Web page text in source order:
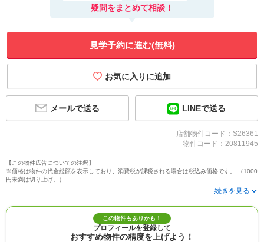
疑問をまとめて相談！
見学予約に進む(無料)
メールで送る LINEで送る
店舗物件コード：S26361
物件コード：20811945
【この物件広告についての注釈】
※価格は物件の代金総額を表示しており、消費税が課税される場合は税込み価格です。 （1000
円未満は切り上げ。）
※写真に写っている、またはパース（絵）や間取り図に描かれている家具や車などは、特にコ
※建築条件付き土地価格には、建物価格は含まれません。
※物件情報は、原則として情報提供日の２日前に最終確認した情報です。
※完成予想図はいずれも外構、植栽、外観等実際のものとは多少異なることがあります。
※モデルルーム・モデルハウス・展示場・ショールームの画像の場合、今回販売の物件と異な
この物件もありかも！
プロフィールを登録して
おすすめ物件の精度を上げよう！